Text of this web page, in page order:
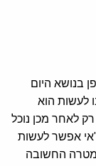
בנושא היום
לעשות הוא
לאחר מכן נוכל
"אי אפשר לעשות
החשובה